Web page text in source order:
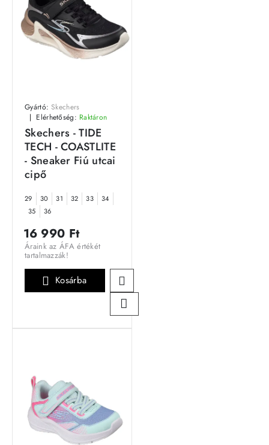
Gyártó: Skechers
Elérhetőség: Raktáron
Skechers - TIDE
TECH - COASTLITE
- Sneaker Fiú utcai
cipő
29 30 31 32 33
34
35
36
16 990 Ft
Áraink az ÁFA értékét
tartalmazzák!
Kosárba